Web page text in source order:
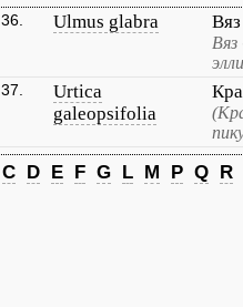
36. Ulmus glabra
37.
Urtica
galeopsifolia
C D E F G L M P Q R